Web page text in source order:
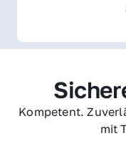
Kompetent.
mit